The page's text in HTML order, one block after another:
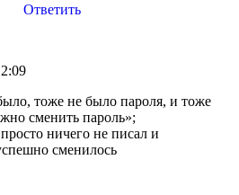
Ответить
тоже не было пароля, и тоже
сменить пароль»;
ничего не писал и
сменилось